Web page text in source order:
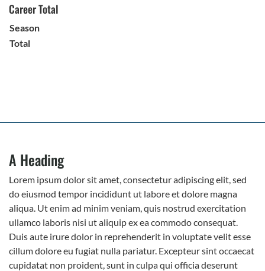
Career Total
Season
Total
A Heading
Lorem ipsum dolor sit amet, consectetur adipiscing elit, sed
do eiusmod tempor incididunt ut labore et dolore magna
aliqua. Ut enim ad minim veniam, quis nostrud exercitation
ullamco laboris nisi ut aliquip ex ea commodo consequat.
Duis aute irure dolor in reprehenderit in voluptate velit esse
cillum dolore eu fugiat nulla pariatur. Excepteur sint occaecat
cupidatat non proident, sunt in culpa qui officia deserunt